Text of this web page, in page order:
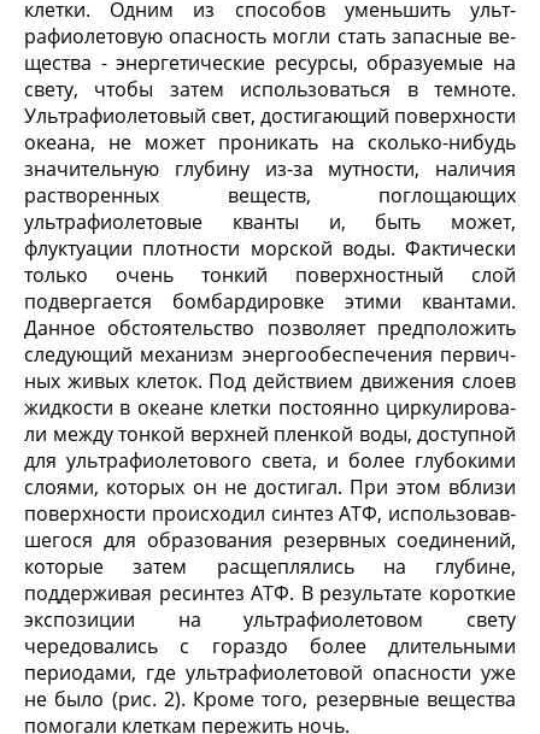
клетки. Одним из способов уменьшить ульт­
рафиолетовую опасность могли стать запасные ве­
щества - энергетические ресурсы, образуемые на
свету, чтобы затем использоваться в темноте.
Ультра­фиолетовый свет, достигающий поверхности
океана, не может проникать на сколько-нибудь
значитель­ную глубину из-за мутности, наличия
растворенных веществ, поглощающих
ультрафиолетовые кванты и, быть может,
флуктуации плотности морской воды. Фактически
только очень тонкий поверхностный слой
подвергается бомбардировке этими квантами.
Данное обстоятельство позволяет предположить
следующий механизм энергообеспечения первич­
ных живых клеток. Под действием движения слоев
жидкости в океане клетки постоянно циркулирова­
ли между тонкой верхней пленкой воды, доступной
для ультрафиолетового света, и более глубокими
слоями, которых он не достигал. При этом вблизи
поверхности происходил синтез АТФ, использовав­
шегося для образования резервных соединений,
ко­торые затем расщеплялись на глубине,
поддерживая ресинтез АТФ. В результате короткие
экспозиции на ультрафиолетовом свету
чередовались с гораздо бо­лее длительными
периодами, где ультрафиолетовой опасности уже
не было (рис. 2). Кроме того, резерв­ные вещества
помогали клеткам пережить ночь.